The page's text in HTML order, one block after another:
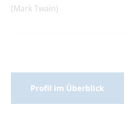
(Mark Twain)
Profil im Überblick